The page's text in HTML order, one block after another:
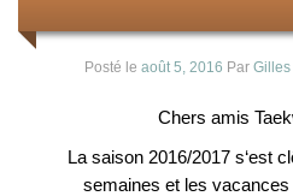
La boutique
Archive
Posté le août 5, 2016 Par Gilles
Chers amis
La saison 2016/2017 s‘est
semaines et les